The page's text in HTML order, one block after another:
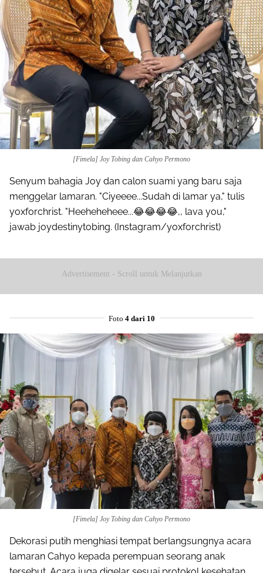
[Fimela] Joy Tobing dan Cahyo Permono
Senyum bahagia Joy dan calon suami yang baru saja
menggelar lamaran. "Ciyeeee...Sudah di lamar ya," tulis
yoxforchrist. "Heeheheheee...😂😂😂😂,, lava you,"
jawab joydestinytobing. (Instagram/yoxforchrist)
Advertisement - Scroll untuk Melanjutkan
Foto 4 dari 10
[Fimela] Joy Tobing dan Cahyo Permono
Dekorasi putih menghiasi tempat berlangsungnya acara
lamaran Cahyo kepada perempuan seorang anak